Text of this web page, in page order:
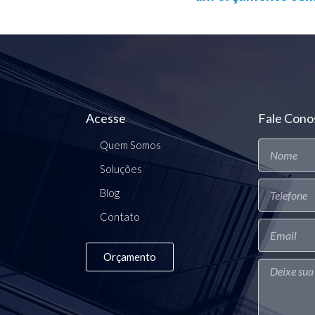
Acesse
Quem Somos
Soluções
Blog
Contato
Orçamento
Fale